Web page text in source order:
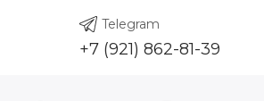
Telegram
+7 (921) 862-81-39